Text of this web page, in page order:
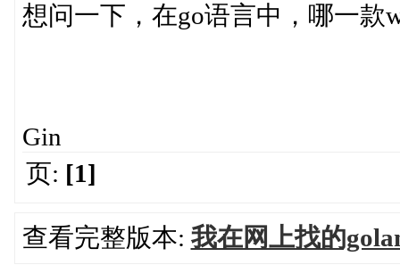
想问一下，在go语言中，哪一款
Gin
页: [1]
查看完整版本: 我在网上找的